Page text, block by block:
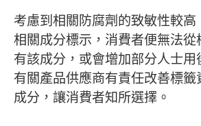
考慮到相關防腐劑的致敏性較
相關成分標示，消費者便無法
有該成分，或會增加部分人士用
有關產品供應商有責任改善標
成分，讓消費者知所選擇。